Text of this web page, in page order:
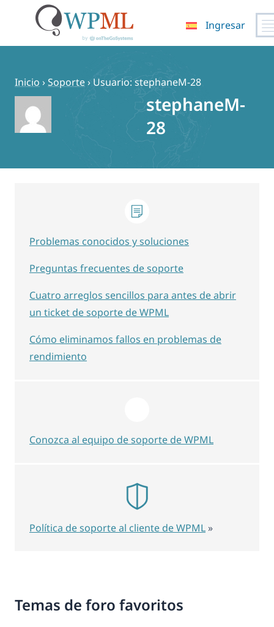
contenido
Ingresar
Inicio ›Soporte› Usuario: stephaneM-28
stephaneM-
28
Temas de foro favoritos
Problemas conocidos y soluciones
Preguntas frecuentes de soporte
Cuatro arreglos sencillos para antes de abrir
un ticket de soporte de WPML
Cómo eliminamos fallos en problemas de
rendimiento
Conozca al equipo de soporte de WPML
Política de soporte al cliente de WPML »